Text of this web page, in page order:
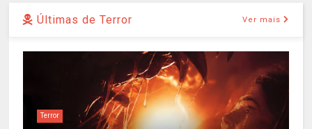
Últimas de Terror Ver mais
Terror